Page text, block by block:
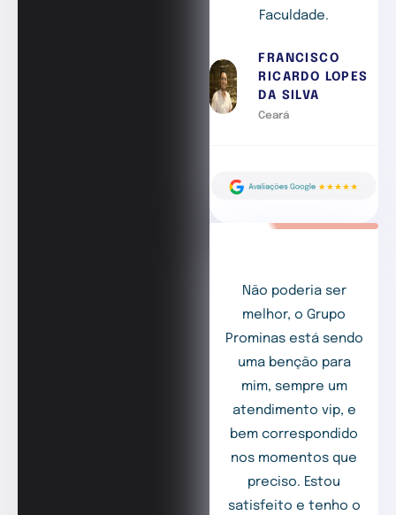
Faculdade.
FRANCISCO
RICARDO LOPES
DA SILVA
Ceará
Não poderia ser
melhor, o Grupo
Prominas está sendo
uma benção para
mim, sempre um
atendimento vip, e
bem correspondido
nos momentos que
preciso. Estou
satisfeito e tenho o